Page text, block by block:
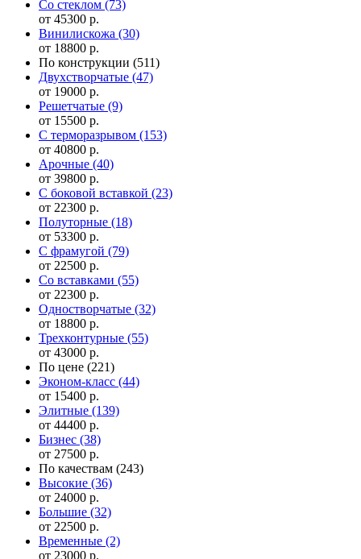
Со стеклом (73)
от 45300 р.
Винилискожа (30)
от 18800 р.
По конструкции (511)
Двухстворчатые (47)
от 19000 р.
Решетчатые (9)
от 15500 р.
С терморазрывом (153)
от 40800 р.
Арочные (40)
от 39800 р.
С боковой вставкой (23)
от 22300 р.
Полуторные (18)
от 53300 р.
С фрамугой (79)
от 22500 р.
Cо вставками (55)
от 22300 р.
Одностворчатые (32)
от 18800 р.
Трехконтурные (55)
от 43000 р.
По цене (221)
Эконом-класс (44)
от 15400 р.
Элитные (139)
от 44400 р.
Бизнес (38)
от 27500 р.
По качествам (243)
Высокие (36)
от 24000 р.
Большие (32)
от 22500 р.
Временные (2)
от 23000 р.